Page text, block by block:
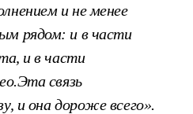
и не менее
рядом: и в части
и в части
связь
и она дороже всего».